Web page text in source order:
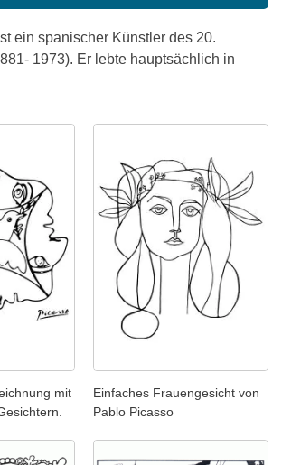
ein spanischer Künstler des 20.
1973). Er lebte hauptsächlich in
mit
Einfaches Frauengesicht von
Pablo Picasso